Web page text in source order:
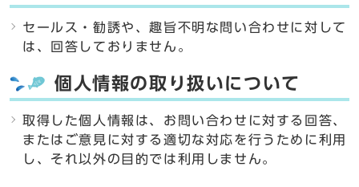
セールス・勧誘や、趣旨不明な問い合わせに対して
は、回答しておりません。
個人情報の取り扱いについて
取得した個人情報は、お問い合わせに対する回答、
またはご意見に対する適切な対応を行うために利用
し、それ以外の目的では利用しません。